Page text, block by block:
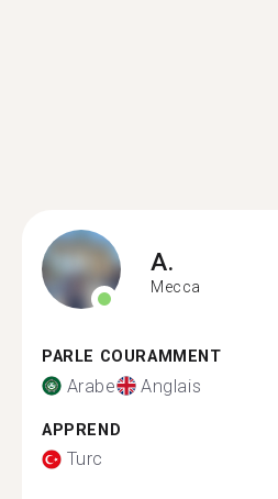
A.
Mecca
PARLE COURAMMENT
Arabe Anglais
APPREND
Turc